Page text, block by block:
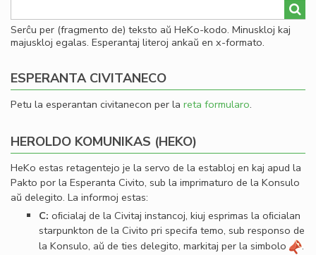
Serĉu per (fragmento de) teksto aŭ HeKo-kodo. Minuskloj kaj
majuskloj egalas. Esperantaj literoj ankaŭ en x-formato.
ESPERANTA CIVITANECO
Petu la esperantan civitanecon per la reta formularo.
HEROLDO KOMUNIKAS (HEKO)
HeKo estas retagentejo je la servo de la establoj en kaj apud la
Pakto por la Esperanta Civito, sub la imprimaturo de la Konsulo
aŭ delegito. La informoj estas:
C: oﬁcialaj de la Civitaj instancoj, kiuj esprimas la oﬁcialan
starpunkton de la Civito pri specifa temo, sub responso de
la Konsulo, aŭ de ties delegito, markitaj per la simbolo
.